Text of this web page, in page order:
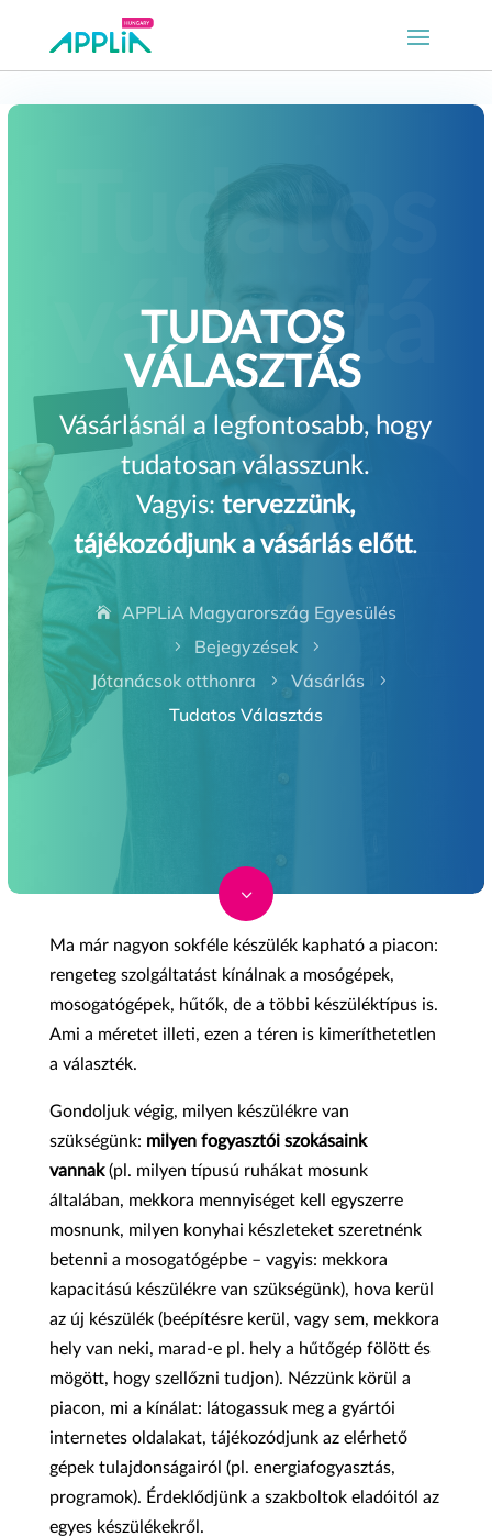
TUDATOS
VÁLASZTÁS
Vásárlásnál a legfontosabb, hogy
tudatosan válasszunk.
Vagyis:tervezzünk,
tájékozódjunk a vásárlás előtt.
APPLiA Magyarország Egyesülés
5 Bejegyzések 5
Jótanácsok otthonra 5 Vásárlás 5
Tudatos Választás
3
Ma már nagyon sokféle készülék kapható a piacon:
rengeteg szolgáltatást kínálnak a mosógépek,
mosogatógépek, hűtők, de a többi készüléktípus is.
Ami a méretet illeti, ezen a téren is kimeríthetetlen
a választék.
Gondoljuk végig, milyen készülékre van
szükségünk: milyen fogyasztói szokásaink
vannak(pl. milyen típusú ruhákat mosunk
általában, mekkora mennyiséget kell egyszerre
mosnunk, milyen konyhai készleteket szeretnénk
betenni a mosogatógépbe – vagyis: mekkora
kapacitású készülékre van szükségünk), hova kerül
az új készülék (beépítésre kerül, vagy sem, mekkora
hely van neki, marad-e pl. hely a hűtőgép fölött és
mögött, hogy szellőzni tudjon). Nézzünk körül a
piacon, mi a kínálat: látogassuk meg a gyártói
internetes oldalakat, tájékozódjunk az elérhető
gépek tulajdonságairól (pl. energiafogyasztás,
programok). Érdeklődjünk a szakboltok eladóitól az
egyes készülékekről.